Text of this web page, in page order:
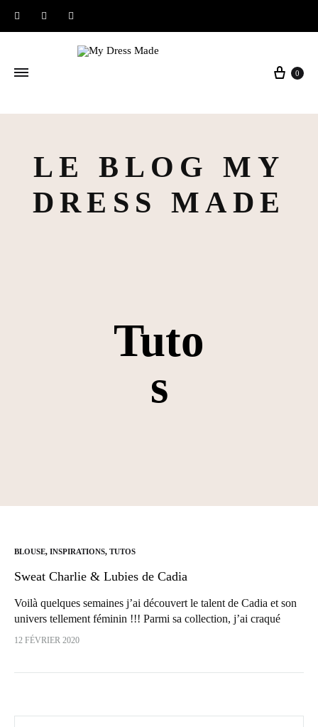
InstagramFacebook
Panier
0
LE BLOG MY
DRESS MADE
Tuto
s
BLOUSE, INSPIRATIONS, TUTOS
Sweat Charlie & Lubies de Cadia
Voilà quelques semaines j’ai découvert le talent de Cadia et son
univers tellement féminin !!! Parmi sa collection, j’ai craqué
littéralement pour le sweat Charlie by Lubies de Cadia et…
12 FÉVRIER 2020